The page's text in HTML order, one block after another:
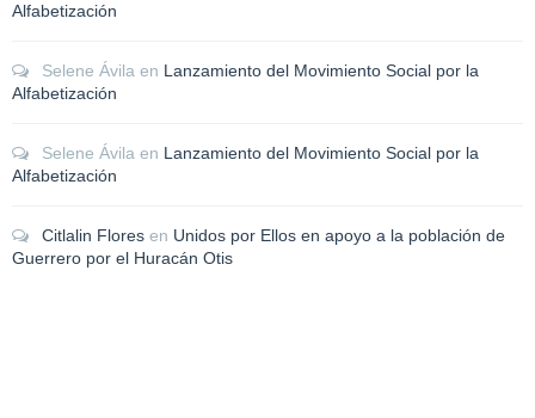
Alfabetización
Selene Ávila en Lanzamiento del Movimiento Social por la
Alfabetización
Selene Ávila en Lanzamiento del Movimiento Social por la
Alfabetización
Citlalin Flores en Unidos por Ellos en apoyo a la población de
Guerrero por el Huracán Otis